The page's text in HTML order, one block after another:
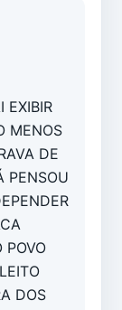
EXIBIR
MENOS
DE
PENSOU
POVO
DOS